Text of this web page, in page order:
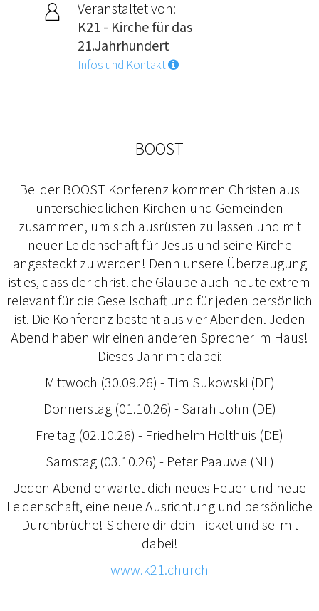
Veranstaltet von:
K21 - Kirche für das
21.Jahrhundert
Infos und Kontakt
BOOST
Bei der BOOST Konferenz kommen Christen aus
unterschiedlichen Kirchen und Gemeinden
zusammen, um sich ausrüsten zu lassen und mit
neuer Leidenschaft für Jesus und seine Kirche
angesteckt zu werden! Denn unsere Überzeugung
ist es, dass der christliche Glaube auch heute extrem
relevant für die Gesellschaft und für jeden persönlich
ist. Die Konferenz besteht aus vier Abenden. Jeden
Abend haben wir einen anderen Sprecher im Haus!
Dieses Jahr mit dabei:
Mittwoch (30.09.26) - Tim Sukowski (DE)
Donnerstag (01.10.26) - Sarah John (DE)
Freitag (02.10.26) - Friedhelm Holthuis (DE)
Samstag (03.10.26) - Peter Paauwe (NL)
Jeden Abend erwartet dich neues Feuer und neue
Leidenschaft, eine neue Ausrichtung und persönliche
Durchbrüche! Sichere dir dein Ticket und sei mit
dabei!
www.k21.church